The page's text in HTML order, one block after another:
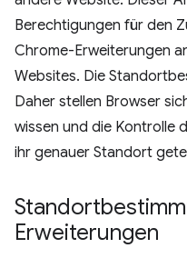
Berechtigungen für den
Chrome-Erweiterungen
Websites. Die
Daher stellen Browser
wissen und die Kontrolle
ihr genauer Standort
Erweiterungen